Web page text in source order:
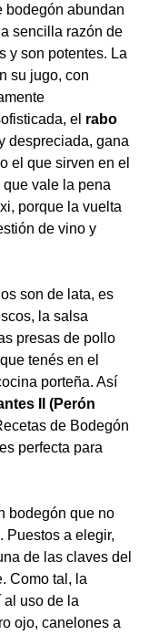
bodegón abundan
sencilla razón de
y son potentes. La
su jugo, con
el rabo
despreciada, gana
el que sirven en el
que vale la pena
porque la vuelta
de vino y
son de lata, es
la salsa
presas de pollo
tenés en el
porteña. Así
II (Perón
de Bodegón
perfecta para
bodegón que no
Puestos a elegir,
de las claves del
Como tal, la
al uso de la
ojo, canelones a